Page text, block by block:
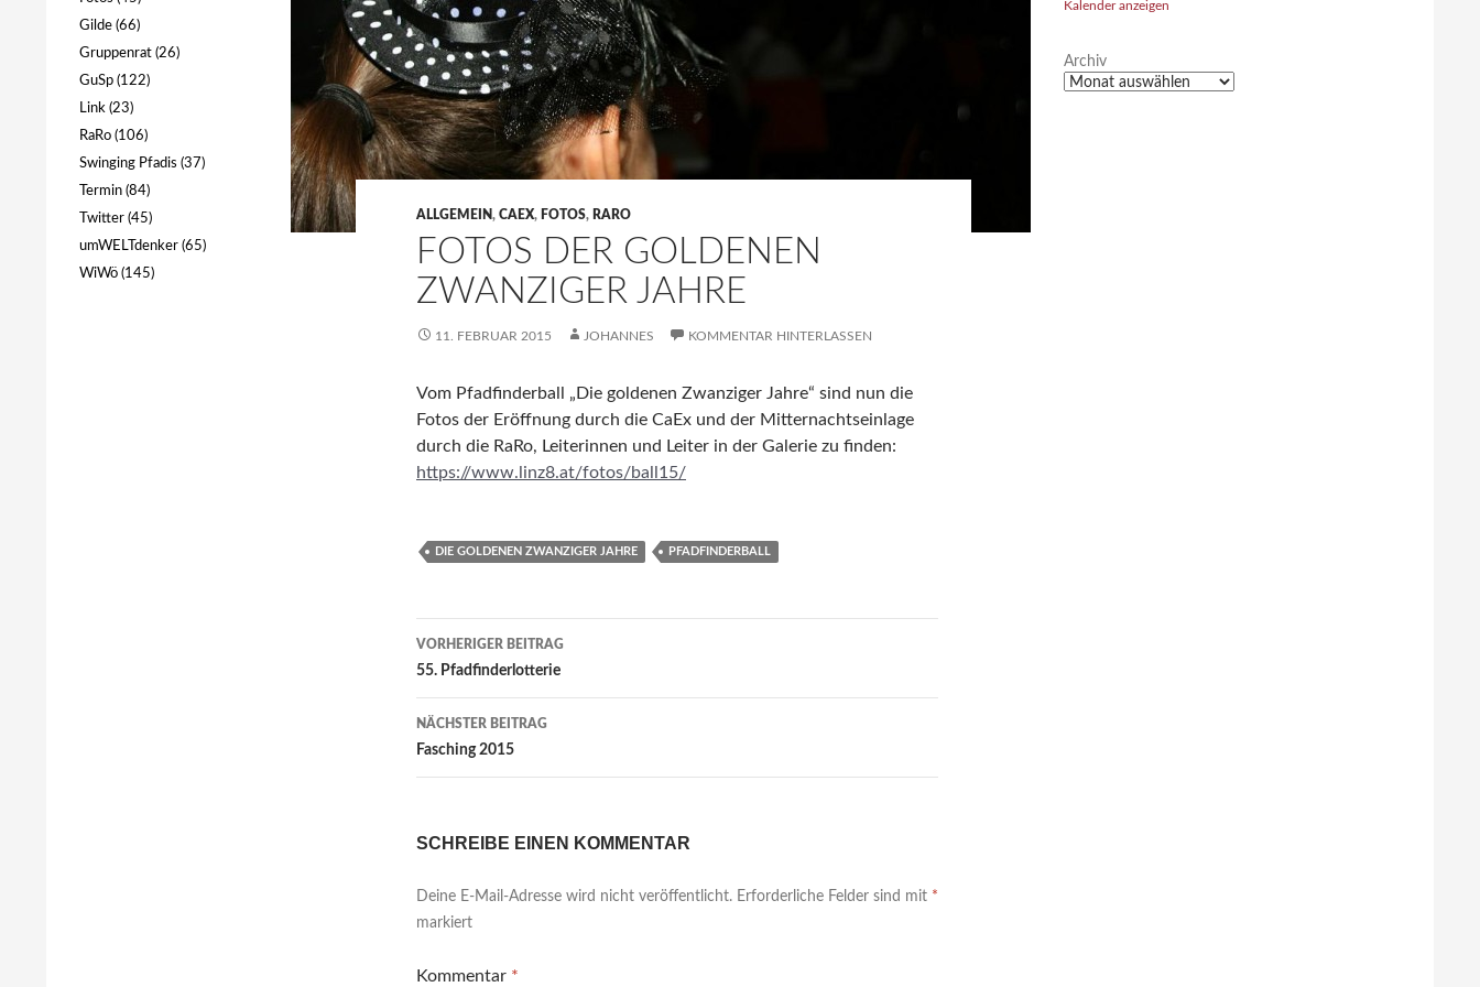
ALLGEMEIN, CAEX, FOTOS, RARO
FOTOS DER GOLDENEN
ZWANZIGER JAHRE
11. FEBRUAR 2015 JOHANNES KOMMENTAR HINTERLASSEN
Vom Pfadfinderball „Die goldenen Zwanziger Jahre“ sind nun die
Fotos der Eröffnung durch die CaEx und der Mitternachtseinlage
durch die RaRo, Leiterinnen und Leiter in der Galerie zu finden:
https://www.linz8.at/fotos/ball15/
DIE GOLDENEN ZWANZIGER JAHRE PFADFINDERBALL
Beitragsnavigation
VORHERIGER BEITRAG
55. Pfadfinderlotterie
NÄCHSTER BEITRAG
Fasching 2015
SCHREIBE EINEN KOMMENTAR
Deine E-Mail-Adresse wird nicht veröffentlicht. Erforderliche Felder sind mit *
markiert
Kommentar *
Kalender anzeigen
Archiv
Gilde (66)
Gruppenrat (26)
GuSp (122)
Link (23)
RaRo (106)
Swinging Pfadis (37)
Termin (84)
Twitter (45)
umWELTdenker (65)
WiWö (145)